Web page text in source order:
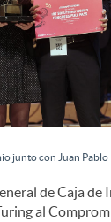
junto con Juan Pablo
de Caja de
al